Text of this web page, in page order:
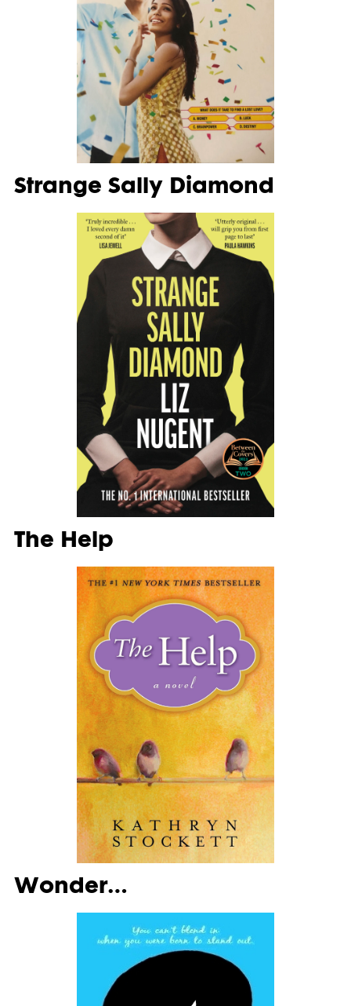
Strange Sally Diamond
The Help
Wonder…